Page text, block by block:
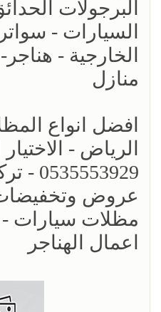
البرجولات
السيارات -
الخارجية -
منازل
افضل انواع
الرياض -
عروض
مظلات سيارات -
اعمال الهناجر